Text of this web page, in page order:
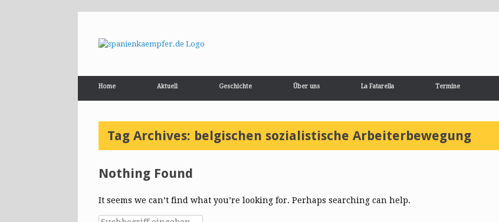
Home Aktuell Geschichte Über uns La Fatarella Termine
Tag Archives: belgischen sozialistische Arbeiterbewegung
Nothing Found
It seems we can’t find what you’re looking for. Perhaps searching can help.